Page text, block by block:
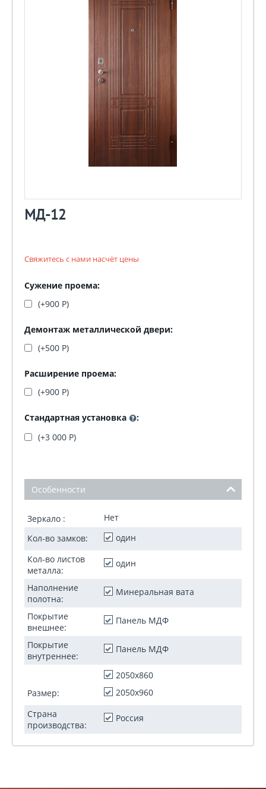
МД-12
Свяжитесь с нами насчёт цены
Сужение проема:
(+900 Р)
Демонтаж металлической двери:
(+500 Р)
Расширение проема:
(+900 Р)
Стандартная установка
:
(+3 000 Р)
Особенности
Зеркало :
Нет
Кол-во замков:
один
Кол-во листов
металла:
один
Наполнение
полотна:
Минеральная вата
Покрытие
внешнее:
Панель МДФ
Покрытие
внутреннее:
Панель МДФ
Размер:
2050х860
2050х960
Страна
производства:
Россия